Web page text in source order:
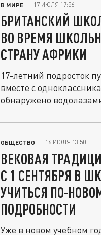
В МИРЕ 17 ИЮЛЯ 17:56
БРИТАНСКИЙ
ВО ВРЕМЯ
СТРАНУ АФРИКИ
17-летний подросток
вместе с
обнаружено
ОБЩЕСТВО 16 ИЮЛЯ 13:50
ВЕКОВАЯ
С 1 СЕНТЯБРЯ В
УЧИТЬСЯ ПО-
ПОДРОБНОСТИ
Уже в новом учебном